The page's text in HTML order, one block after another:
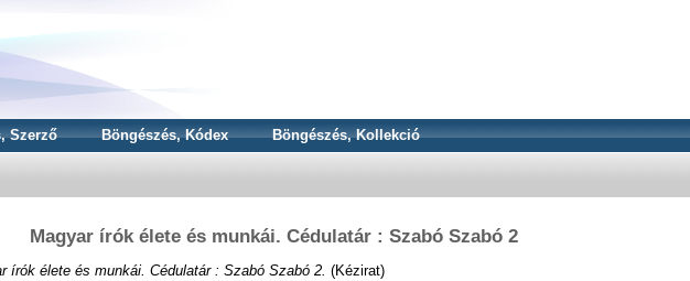
Szerző Böngészés, Kódex Böngészés, Kollekció
Magyar írók élete és munkái. Cédulatár : Szabó Szabó 2
írók élete és munkái. Cédulatár : Szabó Szabó 2. (Kézirat)